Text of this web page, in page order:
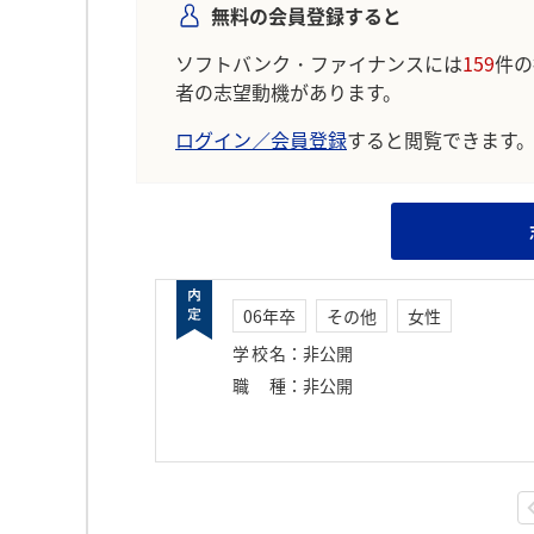
無料の会員登録すると
ソフトバンク・ファイナンスには159件
者の志望動機があります。
ログイン／会員登録すると閲覧できます。
06年卒 その他
女性
学校名 ： 非公開
職種 ： 非公開